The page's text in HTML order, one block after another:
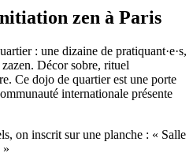
zen à Paris
: une dizaine de pratiquant·e·s,
Décor sobre, rituel
Ce dojo de quartier est une porte
internationale présente
on inscrit sur une planche : « Salle
»